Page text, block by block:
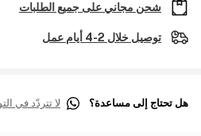
شحن مجاني على جميع الطلبات
توصيل خلال 2-4 أيام عمل
هل تحتاج إلى مساعدة؟ لا تتردّد في